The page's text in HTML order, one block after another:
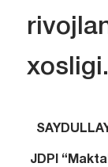
xosligi.
JDPI